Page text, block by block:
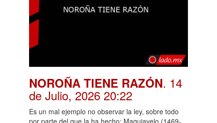
NOROÑA TIENE RAZÓN. 14
de Julio, 2026 20:22
Es un mal ejemplo no observar la ley, sobre todo
por parte del que la ha hecho: Maquiavelo (1469-